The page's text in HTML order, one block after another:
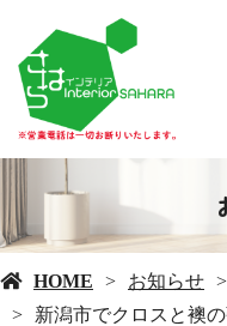
HOME お知らせ
新潟市でクロスと襖の